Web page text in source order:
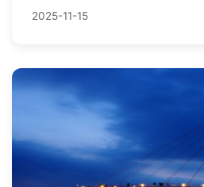
2025-11-15